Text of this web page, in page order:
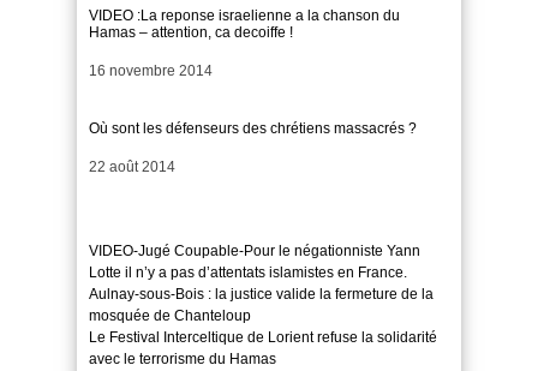
VIDEO :La reponse israelienne a la chanson du
Hamas – attention, ca decoiffe !
Date
16 novembre 2014
Où sont les défenseurs des chrétiens massacrés ?
Date
22 août 2014
VIDEO-Jugé Coupable-Pour le négationniste Yann
Lotte il n’y a pas d’attentats islamistes en France.
Aulnay-sous-Bois : la justice valide la fermeture de la
mosquée de Chanteloup
Le Festival Interceltique de Lorient refuse la solidarité
avec le terrorisme du Hamas